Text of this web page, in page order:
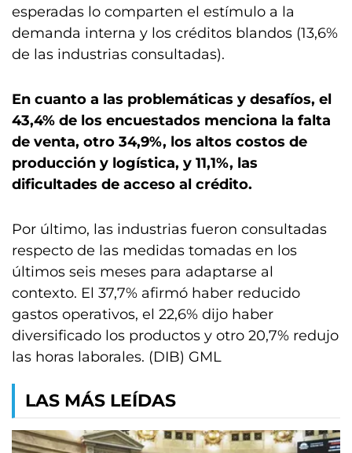
esperadas lo comparten el estímulo a la
demanda interna y los créditos blandos (13,6%
de las industrias consultadas).
En cuanto a las problemáticas y desafíos, el
43,4% de los encuestados menciona la falta
de venta, otro 34,9%, los altos costos de
producción y logística, y 11,1%, las
dificultades de acceso al crédito.
Por último, las industrias fueron consultadas
respecto de las medidas tomadas en los
últimos seis meses para adaptarse al
contexto. El 37,7% afirmó haber reducido
gastos operativos, el 22,6% dijo haber
diversificado los productos y otro 20,7% redujo
las horas laborales. (DIB) GML
LAS MÁS LEÍDAS